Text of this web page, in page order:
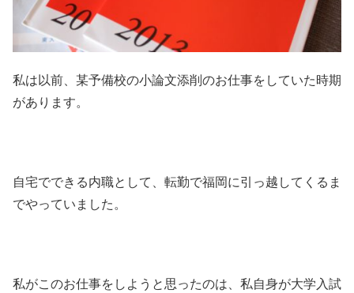
私は以前、某予備校の小論文添削のお仕事をしていた時期
があります。
自宅でできる内職として、転勤で福岡に引っ越してくるま
でやっていました。
私がこのお仕事をしようと思ったのは、私自身が大学入試